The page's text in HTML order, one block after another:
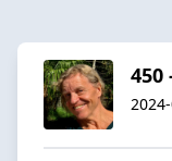
450